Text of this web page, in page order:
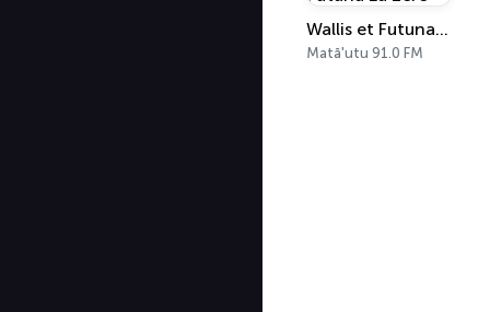
Wallis et Futuna La 1ère
Matā'utu 91.0 FM